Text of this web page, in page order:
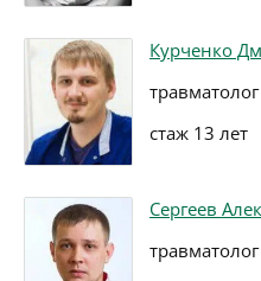
Курченко
травматолог
стаж 13 лет
Сергеев
травматолог